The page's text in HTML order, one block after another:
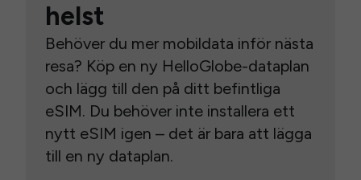
helst
Behöver du mer mobildata inför nästa
resa? Köp en ny HelloGlobe-dataplan
och lägg till den på ditt befintliga
eSIM. Du behöver inte installera ett
nytt eSIM igen – det är bara att lägga
till en ny dataplan.